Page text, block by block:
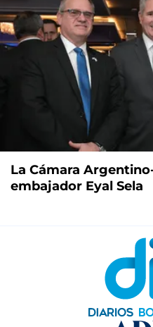
La Cámara
embajador Eyal Sela